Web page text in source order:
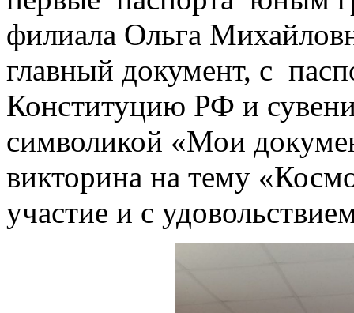
филиала Ольга
главный документ, с
Конституцию РФ и
символикой «Мои
викторина на тему
участие и с